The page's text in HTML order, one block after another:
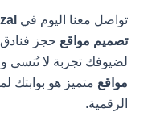
تواصل معنا اليوم في
تصميم مواقعحجز فنادق
لضيوفك تجربة لا تُنسى
مواقعمتميز هو بوابتك
الرقمية.